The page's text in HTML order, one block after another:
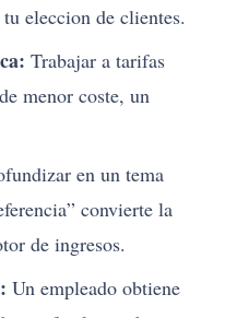
eleccion de clientes.
Trabajar a tarifas
menor coste, un
en un tema
convierte la
de ingresos.
Un empleado obtiene